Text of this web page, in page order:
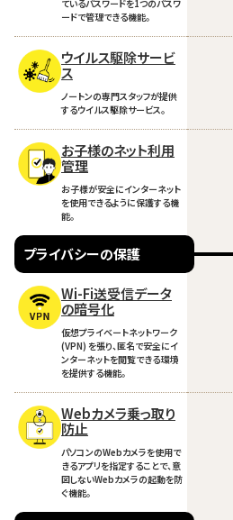
ているパスワードを1つのパスワ
ードで管理できる機能。
ウイルス駆除サービ
ス
ノートンの専門スタッフが提供
するウイルス駆除サービス。
お子様のネット利用
管理
お子様が安全にインターネット
を使用できるように保護する機
能。
プライバシーの保護
Wi-Fi送受信データ
の暗号化
仮想プライベートネットワーク
(VPN) を張り、匿名で安全にイ
ンターネットを閲覧できる環境
を提供する機能。
Webカメラ乗っ取り
防止
パソコンのWebカメラを使用で
きるアプリを指定することで、意
図しないWebカメラの起動を防
ぐ機能。